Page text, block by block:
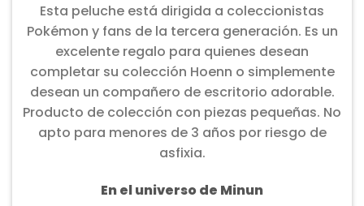
Esta peluche está dirigida a coleccionistas
Pokémon y fans de la tercera generación. Es un
excelente regalo para quienes desean
completar su colección Hoenn o simplemente
desean un compañero de escritorio adorable.
Producto de colección con piezas pequeñas. No
apto para menores de 3 años por riesgo de
asfixia.
En el universo de Minun